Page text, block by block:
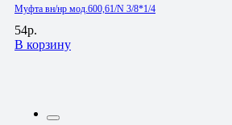
Муфта вн/нр мод.600,61/N 3/8*1/4
54р.
В корзину